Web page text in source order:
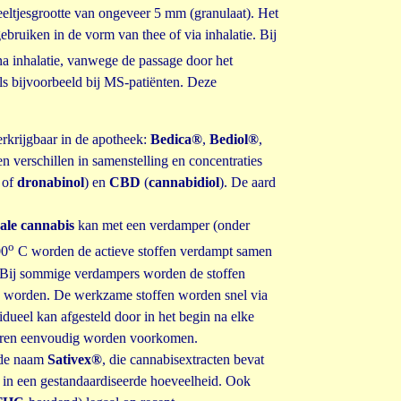
van ongeveer 5 mm (granulaat). Het
in de vorm van thee of via inhalatie. Bij
vanwege de passage door het
bijvoorbeeld bij MS-patiënten. Deze
in de apotheek: Bedica®, Bediol®,
verschillen in samenstelling en concentraties
dronabinol) en CBD (cannabidiol). De aard
cannabis kan met een verdamper (onder
o C worden de actieve stoffen verdampt samen
sommige verdampers worden de stoffen
De werkzame stoffen worden snel via
kan afgesteld door in het begin na elke
eenvoudig worden voorkomen.
naam Sativex®, die cannabisextracten bevat
in een gestandaardiseerde hoeveelheid. Ook